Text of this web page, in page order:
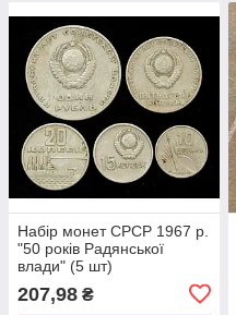
Набір монет СРСР 1967 р.
"50 років Радянської
влади" (5 шт)
207,98 ₴